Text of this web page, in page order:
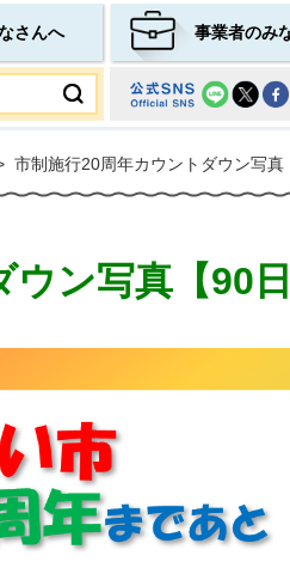
さんへ 事業者のみ
市制施行20周年カウントダウン写真
ン写真【90日